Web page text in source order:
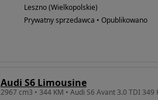
Leszno (Wielkopolskie)
Prywatny sprzedawca • Opublikowano
Audi S6 Limousine